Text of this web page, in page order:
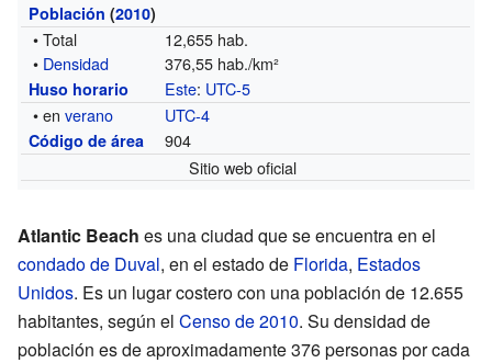
Población (2010)
• Total
12,655 hab.
• Densidad 376,55 hab./km²
Huso horario Este: UTC-5
• enverano UTC-4
Código de área
904
Sitio web oficial
Atlantic Beach es una ciudad que se encuentra en el
condado de Duval, en el estado de Florida, Estados
Unidos. Es un lugar costero con una población de 12.655
habitantes, según el Censo de 2010. Su densidad de
población es de aproximadamente 376 personas por cada